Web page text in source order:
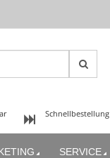
Schnellbestellung
SERVICE